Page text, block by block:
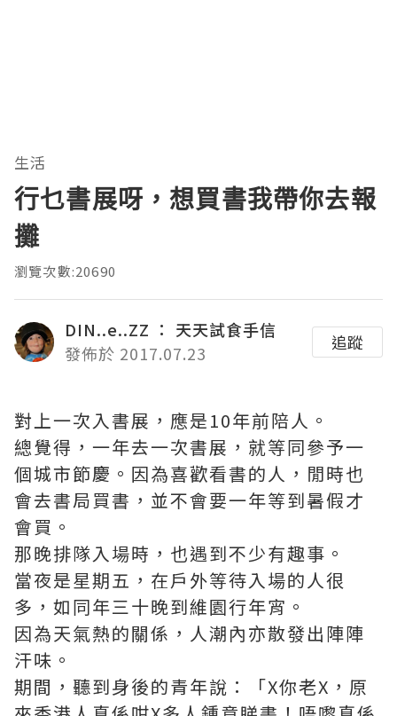
生活
行乜書展呀，想買書我帶你去報
攤
瀏覽次數:20690
DIN..e..ZZ ： 天天試食手信
發佈於 2017.07.23
追蹤
對上一次入書展，應是10年前陪人。
總覺得，一年去一次書展，就等同參予一
個城市節慶。因為喜歡看書的人，閒時也
會去書局買書，並不會要一年等到暑假才
會買。
那晚排隊入場時，也遇到不少有趣事。
當夜是星期五，在戶外等待入場的人很
多，如同年三十晚到維園行年宵。
因為天氣熱的關係，人潮內亦散發出陣陣
汗味。
期間，聽到身後的青年說：「X你老X，原